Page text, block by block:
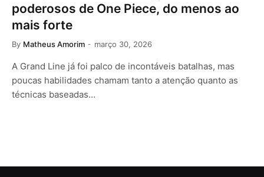
poderosos de One Piece, do menos ao
mais forte
By Matheus Amorim março 30, 2026
A Grand Line já foi palco de incontáveis batalhas, mas
poucas habilidades chamam tanto a atenção quanto as
técnicas baseadas…